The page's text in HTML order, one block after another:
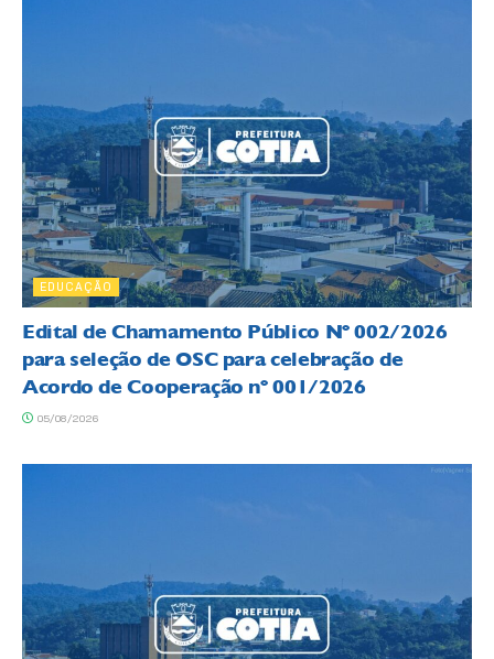
EDUCAÇÃO
Edital de Chamamento Público Nº 002/2026
para seleção de OSC para celebração de
Acordo de Cooperação nº 001/2026
05/08/2026